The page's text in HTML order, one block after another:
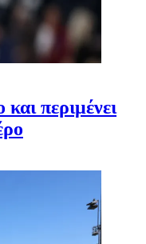
και περιμένει